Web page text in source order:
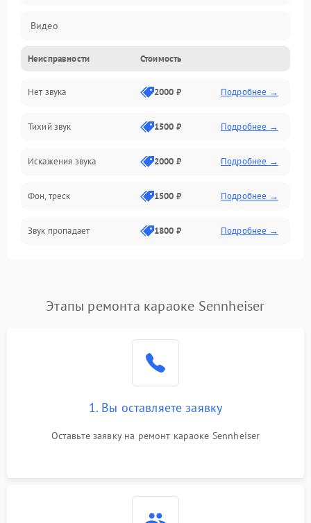
Видео
Электроника
Управление
ПО
Неисправности Стоимость
Нет звука 2000 ₽ Подробнее →
Тихий звук 1500 ₽ Подробнее →
Искажения звука 2000 ₽ Подробнее →
Фон, треск 1500 ₽ Подробнее →
Звук пропадает 1800 ₽ Подробнее →
Этапы ремонта караоке Sennheiser
1. Вы оставляете заявку
Оставьте заявку на ремонт караоке Sennheiser